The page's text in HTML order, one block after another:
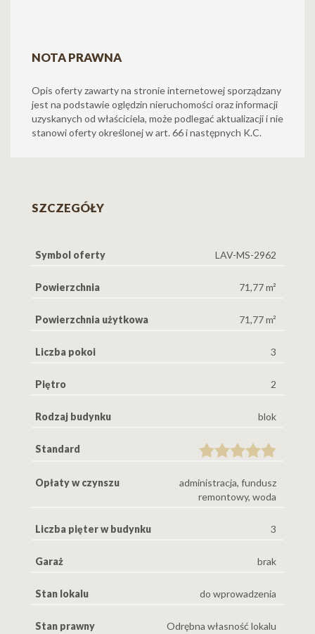
NOTA PRAWNA
Opis oferty zawarty na stronie internetowej sporządzany
jest na podstawie oględzin nieruchomości oraz informacji
uzyskanych od właściciela, może podlegać aktualizacji i nie
stanowi oferty określonej w art. 66 i następnych K.C.
SZCZEGÓŁY
Symbol oferty LAV-MS-2962
Powierzchnia 71,77 m²
Powierzchnia użytkowa 71,77 m²
Liczba pokoi 3
Piętro 2
Rodzaj budynku blok
Standard
Opłaty w czynszu
administracja, fundusz
remontowy, woda
Liczba pięter w budynku 3
Garaż brak
Stan lokalu do wprowadzenia
Stan prawny Odrębna własność lokalu